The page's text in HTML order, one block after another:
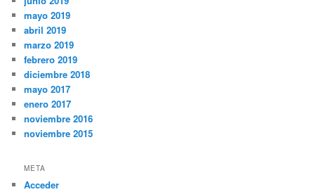
mayo 2019
abril 2019
marzo 2019
febrero 2019
diciembre 2018
mayo 2017
enero 2017
noviembre 2016
noviembre 2015
META
Acceder